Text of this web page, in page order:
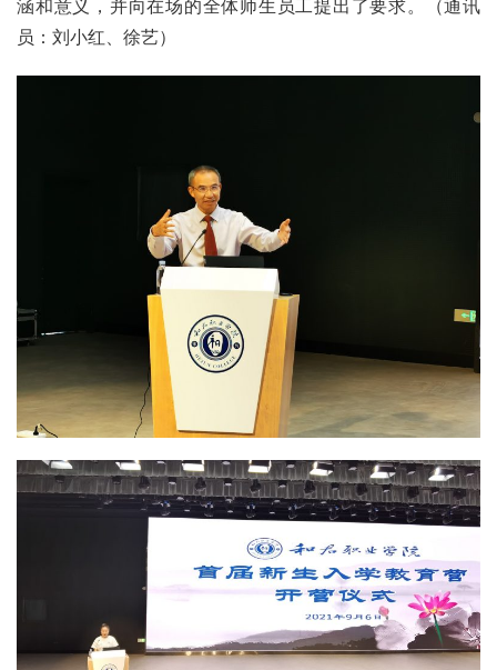
涵和意义，并向在场的全体师生员工提出了要求。（通讯
员：刘小红、徐艺）